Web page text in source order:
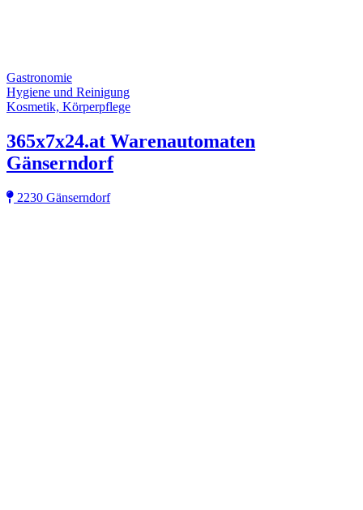
Gastronomie
Hygiene und Reinigung
Kosmetik, Körperpflege
365x7x24.at Warenautomaten
Gänserndorf
2230 Gänserndorf